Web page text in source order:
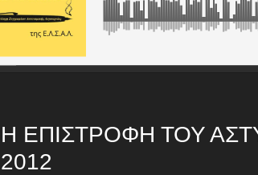
Η ΕΠΙΣΤΡΟΦΗ ΤΟΥ
2012